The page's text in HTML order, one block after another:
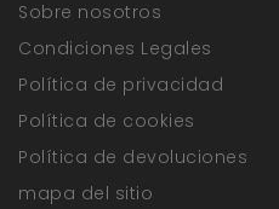
Sobre nosotros
Condiciones Legales
Política de privacidad
Política de cookies
Política de devoluciones
mapa del sitio